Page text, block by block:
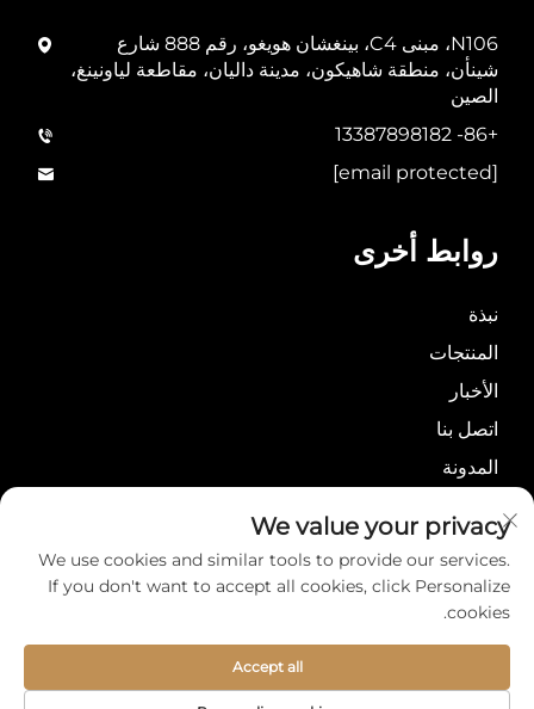
N106، مبنى C4، بينغشان هويغو، رقم 888 شارع
شينأن، منطقة شاهيكون، مدينة داليان، مقاطعة لياونينغ،
الصين
+86- 13387898182
[email protected]
روابط أخرى
نبذة
المنتجات
الأخبار
اتصل بنا
المدونة
حقوق النشر © مجموعة
مي يي الدولية المحدودة
We value your privacy
We use cookies and similar tools to provide our services.
If you don't want to accept all cookies, click Personalize
cookies.
Accept all